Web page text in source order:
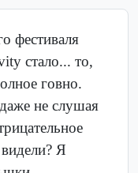
фестиваля
стало... то,
говно.
не слушая
Я